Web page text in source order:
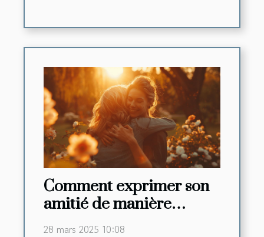
Comment exprimer son
amitié de manière
créative et touchante
28 mars 2025 10:08